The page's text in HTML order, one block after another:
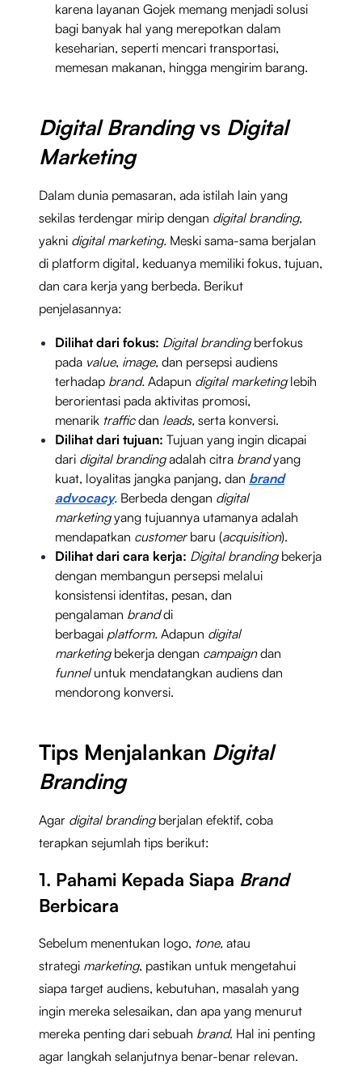
karena layanan Gojek memang menjadi solusi
bagi banyak hal yang merepotkan dalam
keseharian, seperti mencari transportasi,
memesan makanan, hingga mengirim barang.
Digital Brandingvs Digital
Marketing
Dalam dunia pemasaran, ada istilah lain yang
sekilas terdengar mirip dengan digital branding,
yakni digital marketing. Meski sama-sama berjalan
di platform digital, keduanya memiliki fokus, tujuan,
dan cara kerja yang berbeda. Berikut
penjelasannya:
Dilihat dari fokus: Digital branding berfokus
pada value, image, dan persepsi audiens
terhadap brand. Adapun digital marketing lebih
berorientasi pada aktivitas promosi,
menarik trafficdan leads, serta konversi.
Dilihat dari tujuan: Tujuan yang ingin dicapai
dari digital brandingadalah citra brandyang
kuat, loyalitas jangka panjang, dan brand
advocacy. Berbeda dengan digital
marketingyang tujuannya utamanya adalah
mendapatkan customer baru (acquisition).
Dilihat dari cara kerja: Digital branding bekerja
dengan membangun persepsi melalui
konsistensi identitas, pesan, dan
pengalaman branddi
berbagai platform. Adapun digital
marketing bekerja dengan campaigndan
funnel untuk mendatangkan audiens dan
mendorong konversi.
Tips Menjalankan Digital
Branding
Agar digital branding berjalan efektif, coba
terapkan sejumlah tips berikut:
1. Pahami Kepada Siapa Brand
Berbicara
Sebelum menentukan logo, tone, atau
strategi marketing, pastikan untuk mengetahui
siapa target audiens, kebutuhan, masalah yang
ingin mereka selesaikan, dan apa yang menurut
mereka penting dari sebuah brand. Hal ini penting
agar langkah selanjutnya benar-benar relevan.